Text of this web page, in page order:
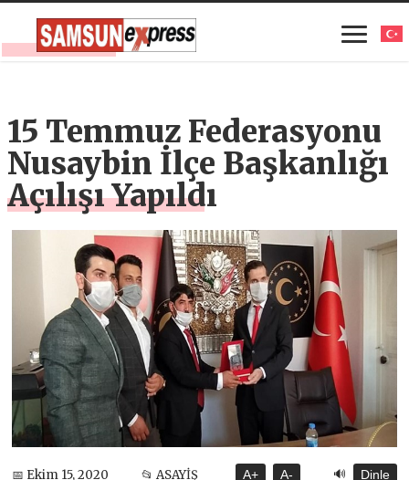
15 Temmuz Federasyonu
Nusaybin İlçe Başkanlığı
Açılışı Yapıldı
📅 Ekim 15, 2020 📂 ASAYİŞ A+ A- 🔊 Dinle